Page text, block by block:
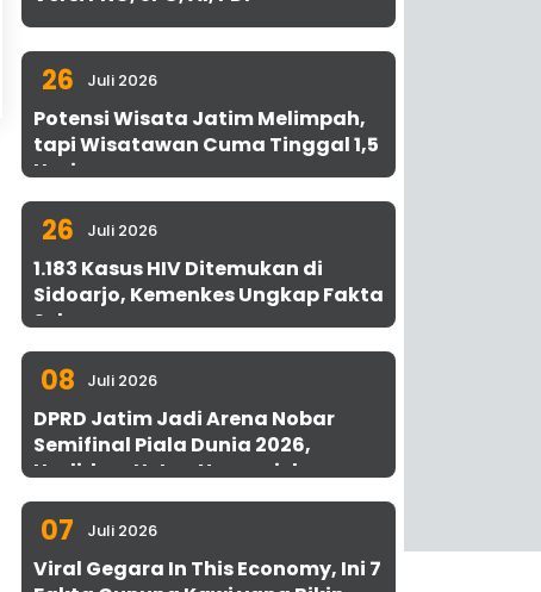
26 Juli 2026
Potensi Wisata Jatim Melimpah,
tapi Wisatawan Cuma Tinggal 1,5
Hari
26 Juli 2026
1.183 Kasus HIV Ditemukan di
Sidoarjo, Kemenkes Ungkap Fakta
Sebenarnya
08 Juli 2026
DPRD Jatim Jadi Arena Nobar
Semifinal Piala Dunia 2026,
Hadirkan Uston Nawawi dan
UMKM Gratis untuk 1.000 Warga
07 Juli 2026
Viral Gegara In This Economy, Ini 7